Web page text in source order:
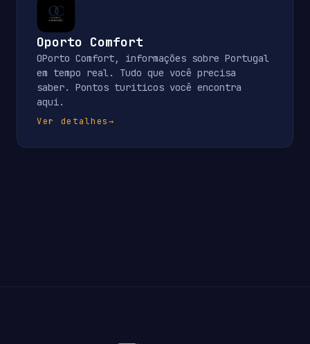
Oporto Comfort
OPorto Comfort, informações sobre Portugal
em tempo real. Tudo que você precisa
saber. Pontos turiticos você encontra
aqui.
Ver detalhes→